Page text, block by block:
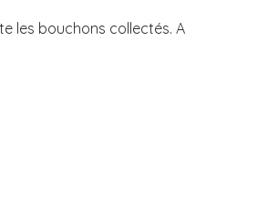
les bouchons collectés. A